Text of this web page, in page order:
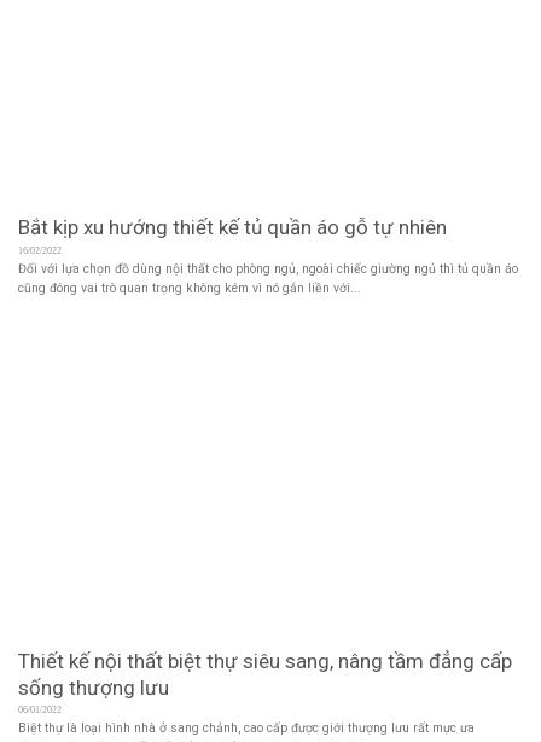
Bắt kịp xu hướng thiết kế tủ quần áo gỗ tự nhiên
16/02/2022
Đối với lựa chọn đồ dùng nội thất cho phòng ngủ, ngoài chiếc giường ngủ thì tủ quần áo
cũng đóng vai trò quan trọng không kém vì nó gắn liền với...
Thiết kế nội thất biệt thự siêu sang, nâng tầm đẳng cấp
sống thượng lưu
06/01/2022
Biệt thự là loại hình nhà ở sang chảnh, cao cấp được giới thượng lưu rất mực ưa